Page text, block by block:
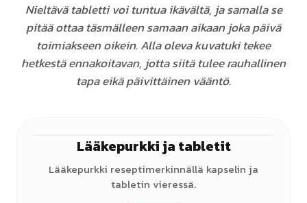
Nieltävä tabletti voi tuntua ikävältä, ja samalla se
pitää ottaa täsmälleen samaan aikaan joka päivä
toimiakseen oikein. Alla oleva kuvatuki tekee
hetkestä ennakoitavan, jotta siitä tulee rauhallinen
tapa eikä päivittäinen vääntö.
Lääkepurkki ja tabletit
Lääkepurkki reseptimerkinnällä kapselin ja
tabletin vieressä.